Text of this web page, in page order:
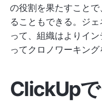
の役割を果たすこと
ることもできる。ジ
って、組織はよりイ
ってクロノワーキング
ClickUp